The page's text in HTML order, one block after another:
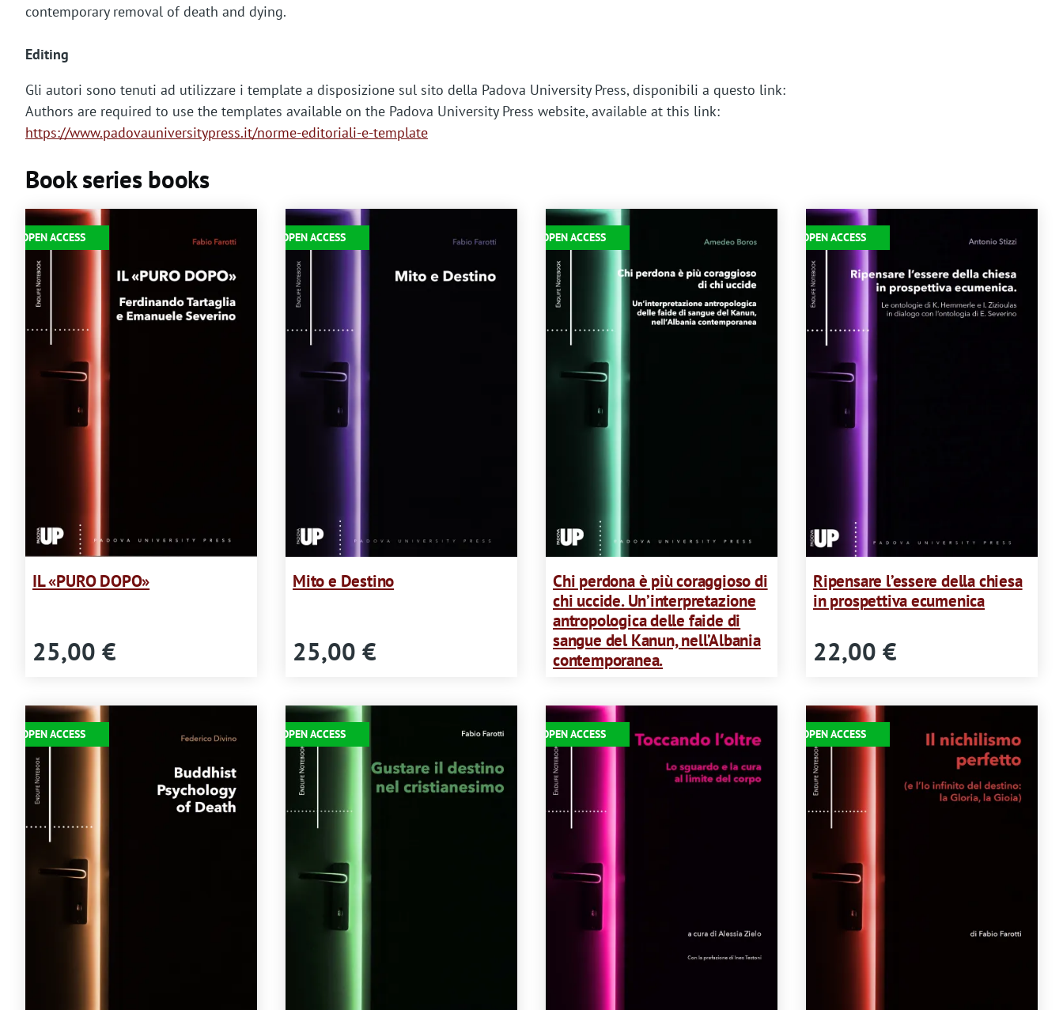
contemporary removal of death and dying.
Editing
Gli autori sono tenuti ad utilizzare i template a disposizione sul sito della Padova University Press, disponibili a questo link:
Authors are required to use the templates available on the Padova University Press website, available at this link:
https://www.padovauniversitypress.it/norme-editoriali-e-template
Book series books
OPEN ACCESS
Immagine
IL «PURO DOPO»
25,00 €
OPEN ACCESS
Immagine
Mito e Destino
25,00 €
OPEN ACCESS
Immagine
Chi perdona è più coraggioso di
chi uccide. Un’interpretazione
antropologica delle faide di
sangue del Kanun, nell’Albania
contemporanea.
OPEN ACCESS
Immagine
Ripensare l’essere della chiesa
in prospettiva ecumenica
22,00 €
OPEN ACCESS
Immagine
OPEN ACCESS
Immagine
OPEN ACCESS
Immagine
OPEN ACCESS
Immagine